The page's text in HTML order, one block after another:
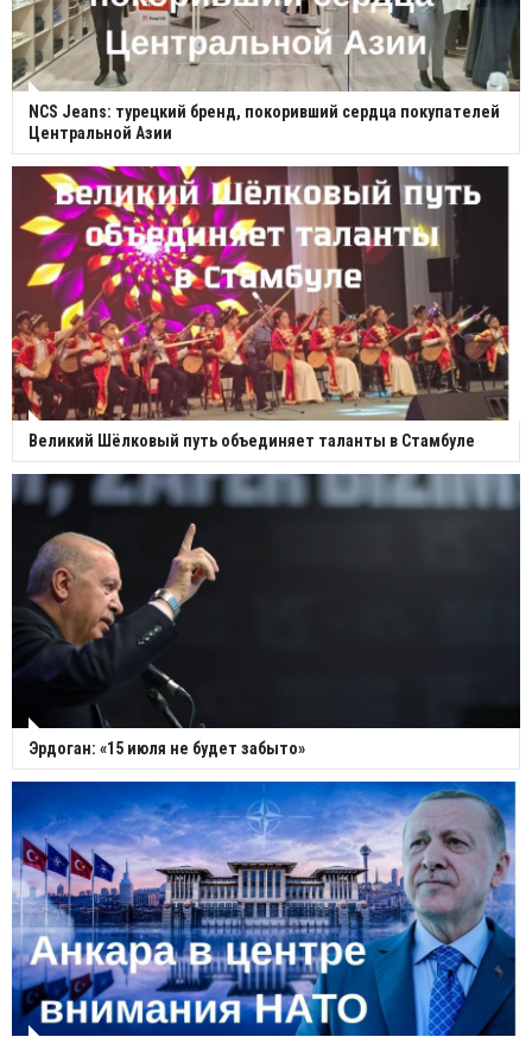
NCS Jeans: турецкий бренд, покоривший сердца покупателей
Центральной Азии
Великий Шёлковый путь объединяет таланты в Стамбуле
Эрдоган: «15 июля не будет забыто»